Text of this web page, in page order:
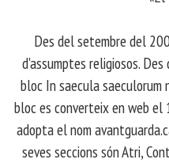
Des del setembre del
d'assumptes religiosos.
bloc In saecula saeculorum
bloc es converteix en web
adopta el nom
seves seccions són Atri,